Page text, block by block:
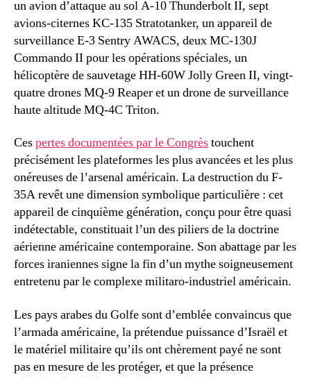
un avion d’attaque au sol A-10 Thunderbolt II, sept
avions-citernes KC-135 Stratotanker, un appareil de
surveillance E-3 Sentry AWACS, deux MC-130J
Commando II pour les opérations spéciales, un
hélicoptère de sauvetage HH-60W Jolly Green II, vingt-
quatre drones MQ-9 Reaper et un drone de surveillance
haute altitude MQ-4C Triton.
Cespertes documentées par le Congrèstouchent
précisément les plateformes les plus avancées et les plus
onéreuses de l’arsenal américain. La destruction du F-
35A revêt une dimension symbolique particulière : cet
appareil de cinquième génération, conçu pour être quasi
indétectable, constituait l’un des piliers de la doctrine
aérienne américaine contemporaine. Son abattage par les
forces iraniennes signe la fin d’un mythe soigneusement
entretenu par le complexe militaro-industriel américain.
Les pays arabes du Golfe sont d’emblée convaincus que
l’armada américaine, la prétendue puissance d’Israël et
le matériel militaire qu’ils ont chèrement payé ne sont
pas en mesure de les protéger, et que la présence